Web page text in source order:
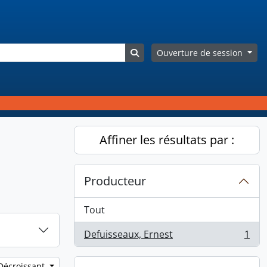
Search in browse page
Ouverture de session
Affiner les résultats par :
Producteur
Tout
Defuisseaux, Ernest
, 1 résultats 1